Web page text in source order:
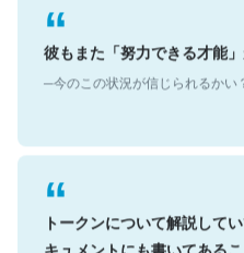
彼もまた「努力できる才能」
トークンについて解説して
キュメントにも書いてある